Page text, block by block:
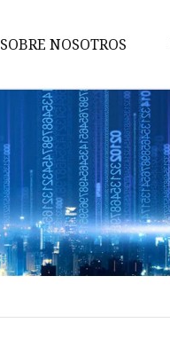
SOBRE NOSOTROS